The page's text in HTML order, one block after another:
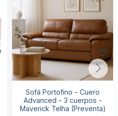
Sofá Portofino - Cuero
Advanced - 3 cuerpos -
Maverick Telha (Preventa)